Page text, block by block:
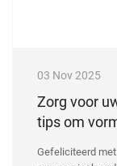
03 Nov 2025
Zorg voor
tips om
Gefeliciteerd